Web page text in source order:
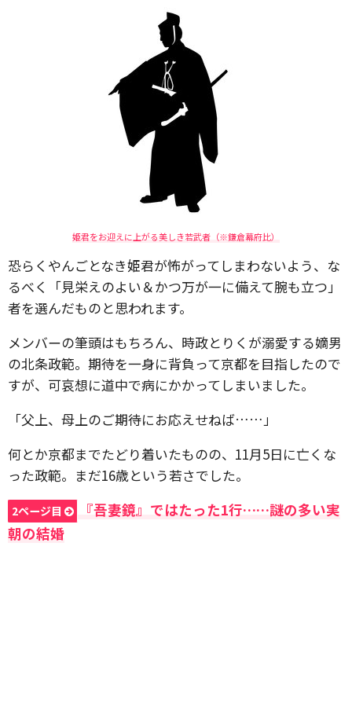
姫君をお迎えに上がる美しき若武者（※鎌倉幕府比）
恐らくやんごとなき姫君が怖がってしまわないよう、な
るべく「見栄えのよい＆かつ万が一に備えて腕も立つ」
者を選んだものと思われます。
メンバーの筆頭はもちろん、時政とりくが溺愛する嫡男
の北条政範。期待を一身に背負って京都を目指したので
すが、可哀想に道中で病にかかってしまいました。
「父上、母上のご期待にお応えせねば……」
何とか京都までたどり着いたものの、11月5日に亡くな
った政範。まだ16歳という若さでした。
2ページ目
『吾妻鏡』ではたった1行……謎の多い実
朝の結婚